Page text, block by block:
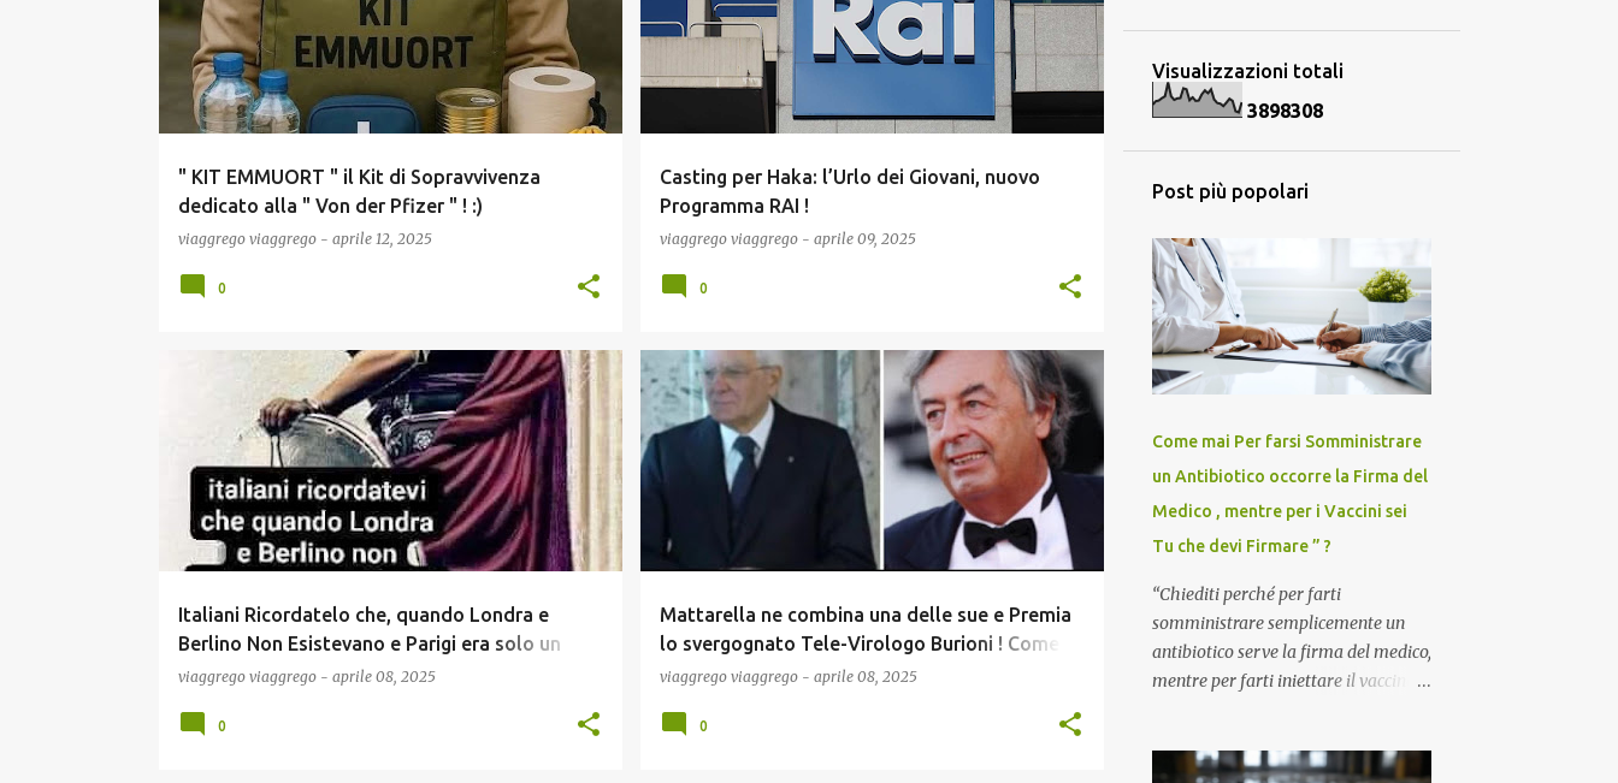
" KIT EMMUORT " il Kit di Sopravvivenza
dedicato alla " Von der Pfizer " ! :)
viaggrego viaggrego - aprile 12, 2025
0
Casting per Haka: l’Urlo dei Giovani, nuovo
Programma RAI !
viaggrego viaggrego - aprile 09, 2025
0
Italiani Ricordatelo che, quando Londra e
Berlino Non Esistevano e Parigi era solo un
Villaggio di Pecorai, Roma era gia' un Impero !
viaggrego viaggrego - aprile 08, 2025
COMUNICAZIONE ECONOMIA GOSSIP MEME
POLITICA SCUOLA E DIDATTICA
0
Mattarella ne combina una delle sue e Premia
lo svergognato Tele-Virologo Burioni ! Come
Premiare Riina per la Lotta alla Mafia :)
viaggrego viaggrego - aprile 08, 2025
COMUNICAZIONE CRONACA +1
0
Visualizzazioni totali
3898308
Post più popolari
Come mai Per farsi Somministrare
un Antibiotico occorre la Firma del
Medico , mentre per i Vaccini sei
Tu che devi Firmare ” ?
“Chiediti perché per farti
somministrare semplicemente un
antibiotico serve la firma del medico,
mentre per farti iniettare il vaccino
liberatoria di responsabilità. ” È una